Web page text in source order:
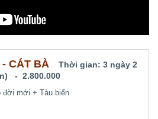
- CÁT BÀ Thời gian: 3 ngày 2
- 2.800.000
đời mới + Tàu biển